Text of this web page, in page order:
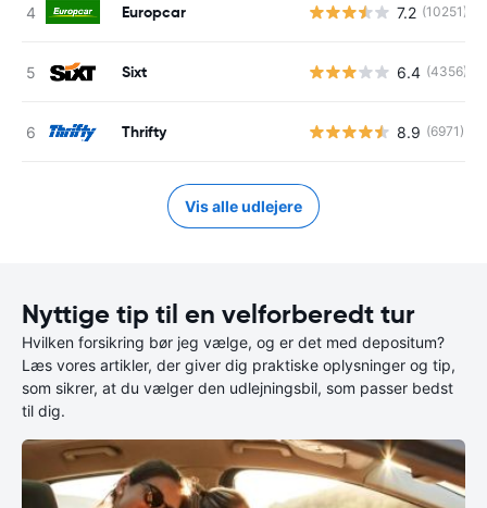
Europcar 7.2 (10251)
Sixt 6.4 (4356)
Thrifty 8.9 (6971)
Vis alle udlejere
Nyttige tip til en velforberedt tur
Hvilken forsikring bør jeg vælge, og er det med depositum?
Læs vores artikler, der giver dig praktiske oplysninger og tip,
som sikrer, at du vælger den udlejningsbil, som passer bedst
til dig.